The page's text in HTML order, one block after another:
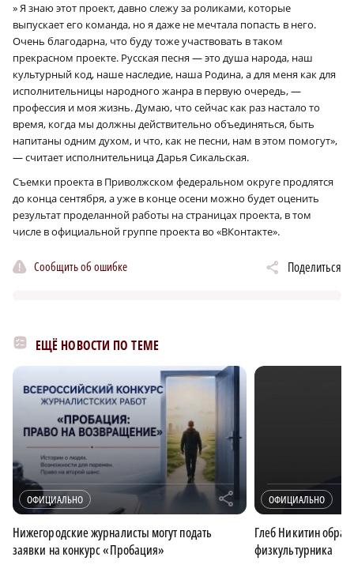
» Я знаю этот проект, давно слежу за роликами, которые
выпускает его команда, но я даже не мечтала попасть в него.
Очень благодарна, что буду тоже участвовать в таком
прекрасном проекте. Русская песня — это душа народа, наш
культурный код, наше наследие, наша Родина, а для меня как для
исполнительницы народного жанра в первую очередь, —
профессия и моя жизнь. Думаю, что сейчас как раз настало то
время, когда мы должны действительно объединяться, быть
напитаны одним духом, и что, как не песни, нам в этом помогут»,
— считает исполнительница Дарья Сикальская.
Съемки проекта в Приволжском федеральном округе продлятся
до конца сентября, а уже в конце осени можно будет оценить
результат проделанной работы на страницах проекта, в том
числе в официальной группе проекта во «ВКонтакте».
Сообщить об ошибке Поделиться
ЕЩЁ НОВОСТИ ПО ТЕМЕ
ОФИЦИАЛЬНО r
Нижегородские журналисты могут подать
заявки на конкурс «Пробация»
ОФИЦИАЛЬНО
Глеб Никитин
физкультурника